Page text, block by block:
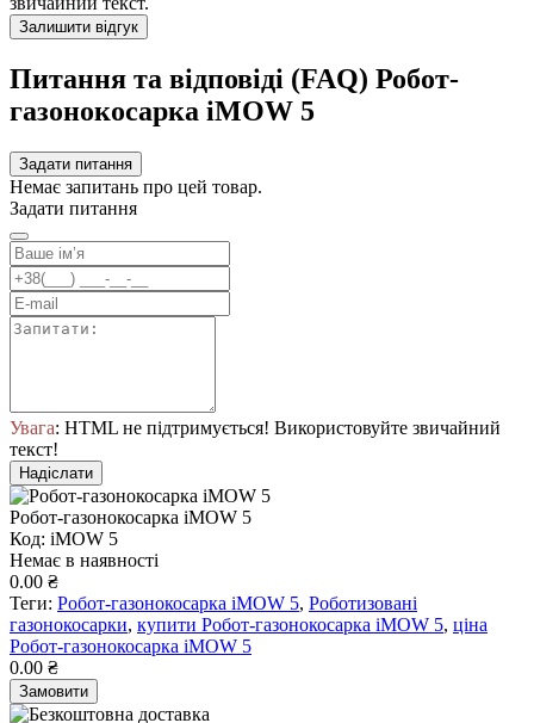
Залишити відгук
Питання та відповіді (FAQ) Робот-
газонокосарка iMOW 5
Задати питання
Немає запитань про цей товар.
Задати питання
Увага: HTML не підтримується! Використовуйте звичайний
текст!
Надіслати
Робот-газонокосарка iMOW 5
Код: iMOW 5
Немає в наявності
0.00 ₴
Теги: Робот-газонокосарка iMOW 5, Роботизовані
газонокосарки, купити Робот-газонокосарка iMOW 5, ціна
Робот-газонокосарка iMOW 5
0.00 ₴
Замовити